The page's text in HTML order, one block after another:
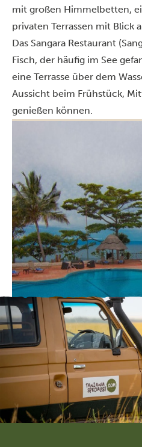
mit großen Himmelbetten,
privaten Terrassen mit Blick
Das Sangara Restaurant
Fisch, der häufig im See
eine Terrasse über dem
Aussicht beim Frühstück,
genießen können.